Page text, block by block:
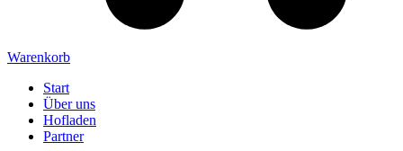
Warenkorb
Start
Über uns
Hofladen
Partner